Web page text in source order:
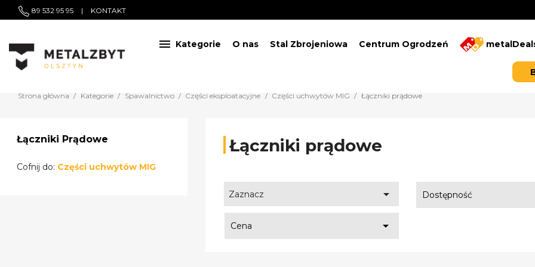
89 532 95 95 | KONTAKT
 Kategorie O nas Stal Zbrojeniowa Centrum Ogrodzeń
Strona główna Kategorie Spawalnictwo Części eksploatacyjne Części uchwytów MIG Łączniki prądowe
Łączniki Prądowe
Cofnij do: Części uchwytów MIG
Łączniki prądowe
Zaznacz  Dostępność
Cena 